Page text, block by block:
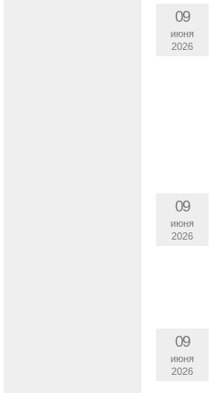
09
июня
2026
09
июня
2026
09
июня
2026